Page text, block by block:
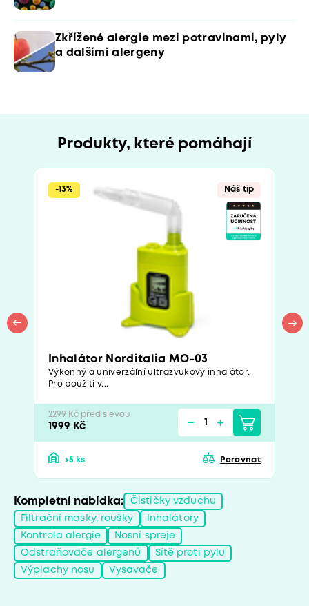
Zkřížené alergie mezi potravinami, pyly
a dalšími alergeny
Produkty, které pomáhají
-13% Náš tip
Inhalátor Norditalia MO-03
Výkonný a univerzální ultrazvukový inhalátor.
Pro použití v...
2299 Kč před slevou
1999 Kč
>5 ks Porovnat
Kompletní nabídka: Čističky vzduchu
Filtrační masky, roušky Inhalátory
Kontrola alergie Nosní spreje
Odstraňovače alergenů Sítě proti pylu
Výplachy nosu Vysavače